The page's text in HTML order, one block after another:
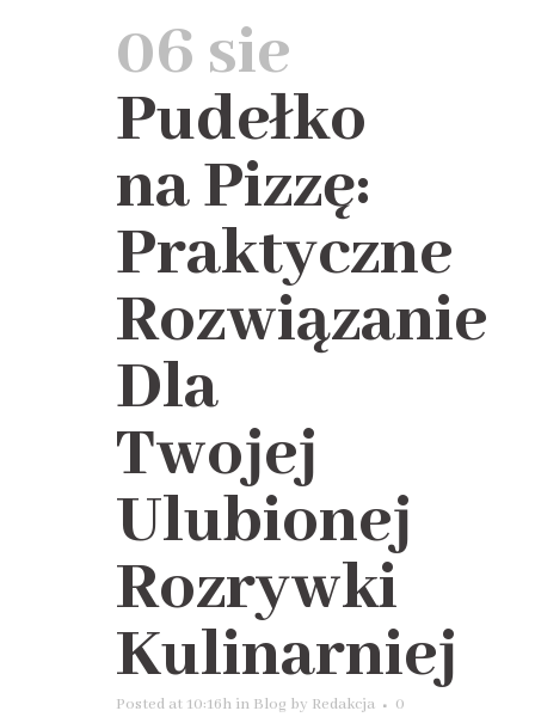
06 sie
Pudełko
na Pizzę:
Praktyczne
Rozwiązanie
Dla
Twojej
Ulubionej
Rozrywki
Kulinarniej
Posted at 10:16h in Blog by Redakcja
0